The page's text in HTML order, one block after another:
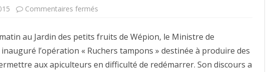
Commentaires fermés
Collin
s’exprime
à
propos
de
au Jardin des petits fruits de Wépion, le Ministre de
l’opération « Ruchers tampons » destinée à produire des
aux apiculteurs en difficulté de redémarrer. Son discours a